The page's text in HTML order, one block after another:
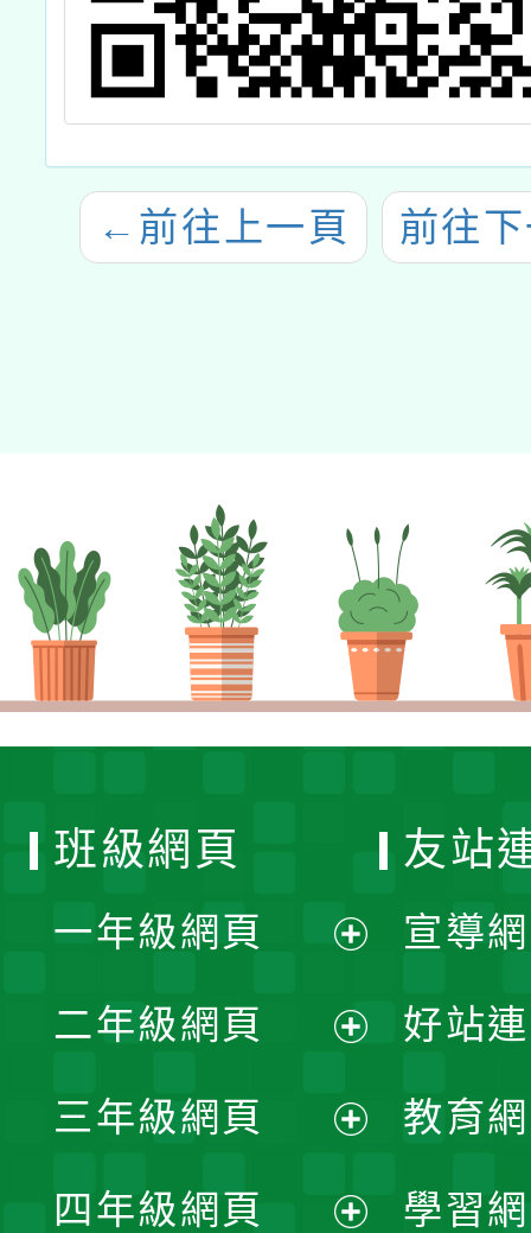
← 前往上一頁 前往
班級網頁
一年級網頁
開
選
單
二年級網頁
開
選
三年級網頁
四年級網頁
友站
宣導
好站
教育
學習